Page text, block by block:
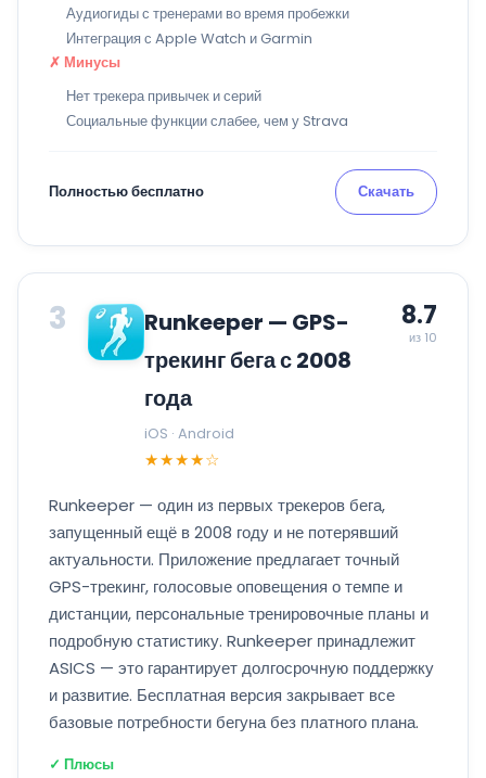
Аудиогиды с тренерами во время пробежки
Интеграция с Apple Watch и Garmin
✗ Минусы
Нет трекера привычек и серий
Социальные функции слабее, чем у Strava
Полностью бесплатно Скачать
3
Runkeeper — GPS-
трекинг бега с 2008
года
iOS · Android
★★★★☆
8.7
из 10
Runkeeper — один из первых трекеров бега,
запущенный ещё в 2008 году и не потерявший
актуальности. Приложение предлагает точный
GPS-трекинг, голосовые оповещения о темпе и
дистанции, персональные тренировочные планы и
подробную статистику. Runkeeper принадлежит
ASICS — это гарантирует долгосрочную поддержку
и развитие. Бесплатная версия закрывает все
базовые потребности бегуна без платного плана.
✓ Плюсы